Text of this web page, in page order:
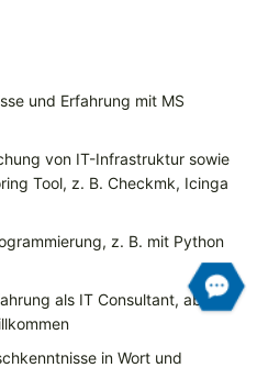
und Erfahrung mit MS
von IT-Infrastruktur sowie
Tool, z. B. Checkmk, Icinga
z. B. mit Python
als IT Consultant, aber
in Wort und